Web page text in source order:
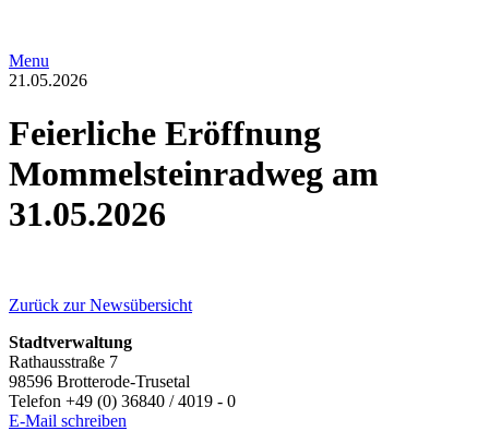
Menu
21.05.2026
Feierliche Eröffnung
Mommelsteinradweg am
31.05.2026
Zurück zur Newsübersicht
Stadtverwaltung
Rathausstraße 7
98596 Brotterode-Trusetal
Telefon +49 (0) 36840 / 4019 - 0
E-Mail schreiben